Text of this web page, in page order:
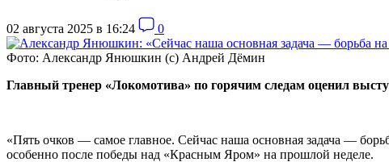
02 августа 2025 в 16:24 0
Фото: Александр Янюшкин (с) Андрей Дёмин
Главный тренер «Локомотива» по горячим следам оценил
«Пять очков — самое главное. Сейчас наша основная задача —
особенно после победы над «Красным Яром» на прошлой неделе.